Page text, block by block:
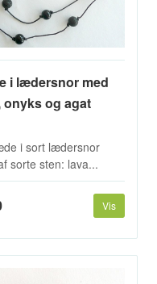
i lædersnor med
onyks og agat
i sort lædersnor
sorte sten: lava...
Vis